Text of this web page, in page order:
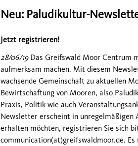
Neu: Paludikultur-
Jetzt registrieren!
28/06/19Das Greifswald Moor Centrum
aufmerksam machen. Mit diesem
wachsende Gemeinschaft zu aktuellen
Bewirtschaftung von Mooren, also
Praxis, Politik wie auch
Newsletter erscheint in unregelmäßigen
erhalten möchten, registrieren Sie sich
communication(at)greifswaldmoor.de.